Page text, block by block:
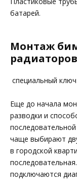
батарей.
Монтаж
радиаторов
специальный ключ
Еще до начала
разводки и
чаще выбирают
в городской
подключаются